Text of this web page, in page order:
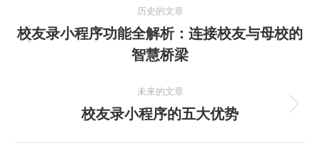
章
历史的文章
历
史
章：
校友录小程序功能全解析：连接校友与母校的
智慧桥梁
未来的文章
未
校友录小程序的五大优势